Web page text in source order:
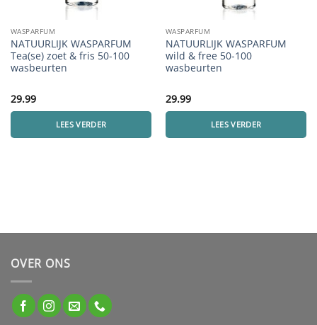
WASPARFUM
NATUURLIJK WASPARFUM
Tea(se) zoet & fris 50-100
wasbeurten
29.99
LEES VERDER
WASPARFUM
NATUURLIJK WASPARFUM
wild & free 50-100
wasbeurten
29.99
LEES VERDER
OVER ONS